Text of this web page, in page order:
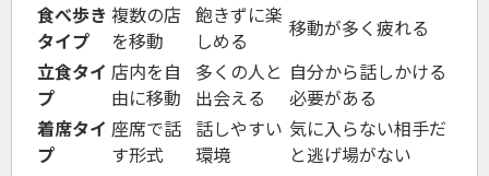
食べ歩き
タイプ
複数の店
を移動
飽きずに楽
しめる
移動が多く疲れる
立食タイ
プ
店内を自
由に移動
多くの人と
出会える
自分から話しかける
必要がある
着席タイ
プ
座席で話
す形式
話しやすい
環境
気に入らない相手だ
と逃げ場がない